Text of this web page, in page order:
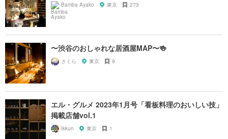
Bamba Ayako 東京 273
〜渋谷のおしゃれな居酒屋MAP〜🍻
さくら 東京 9
エル・グルメ 2023年1月号「看板料理のおいしい技」
掲載店舗vol.1
Ikkun 東京 1